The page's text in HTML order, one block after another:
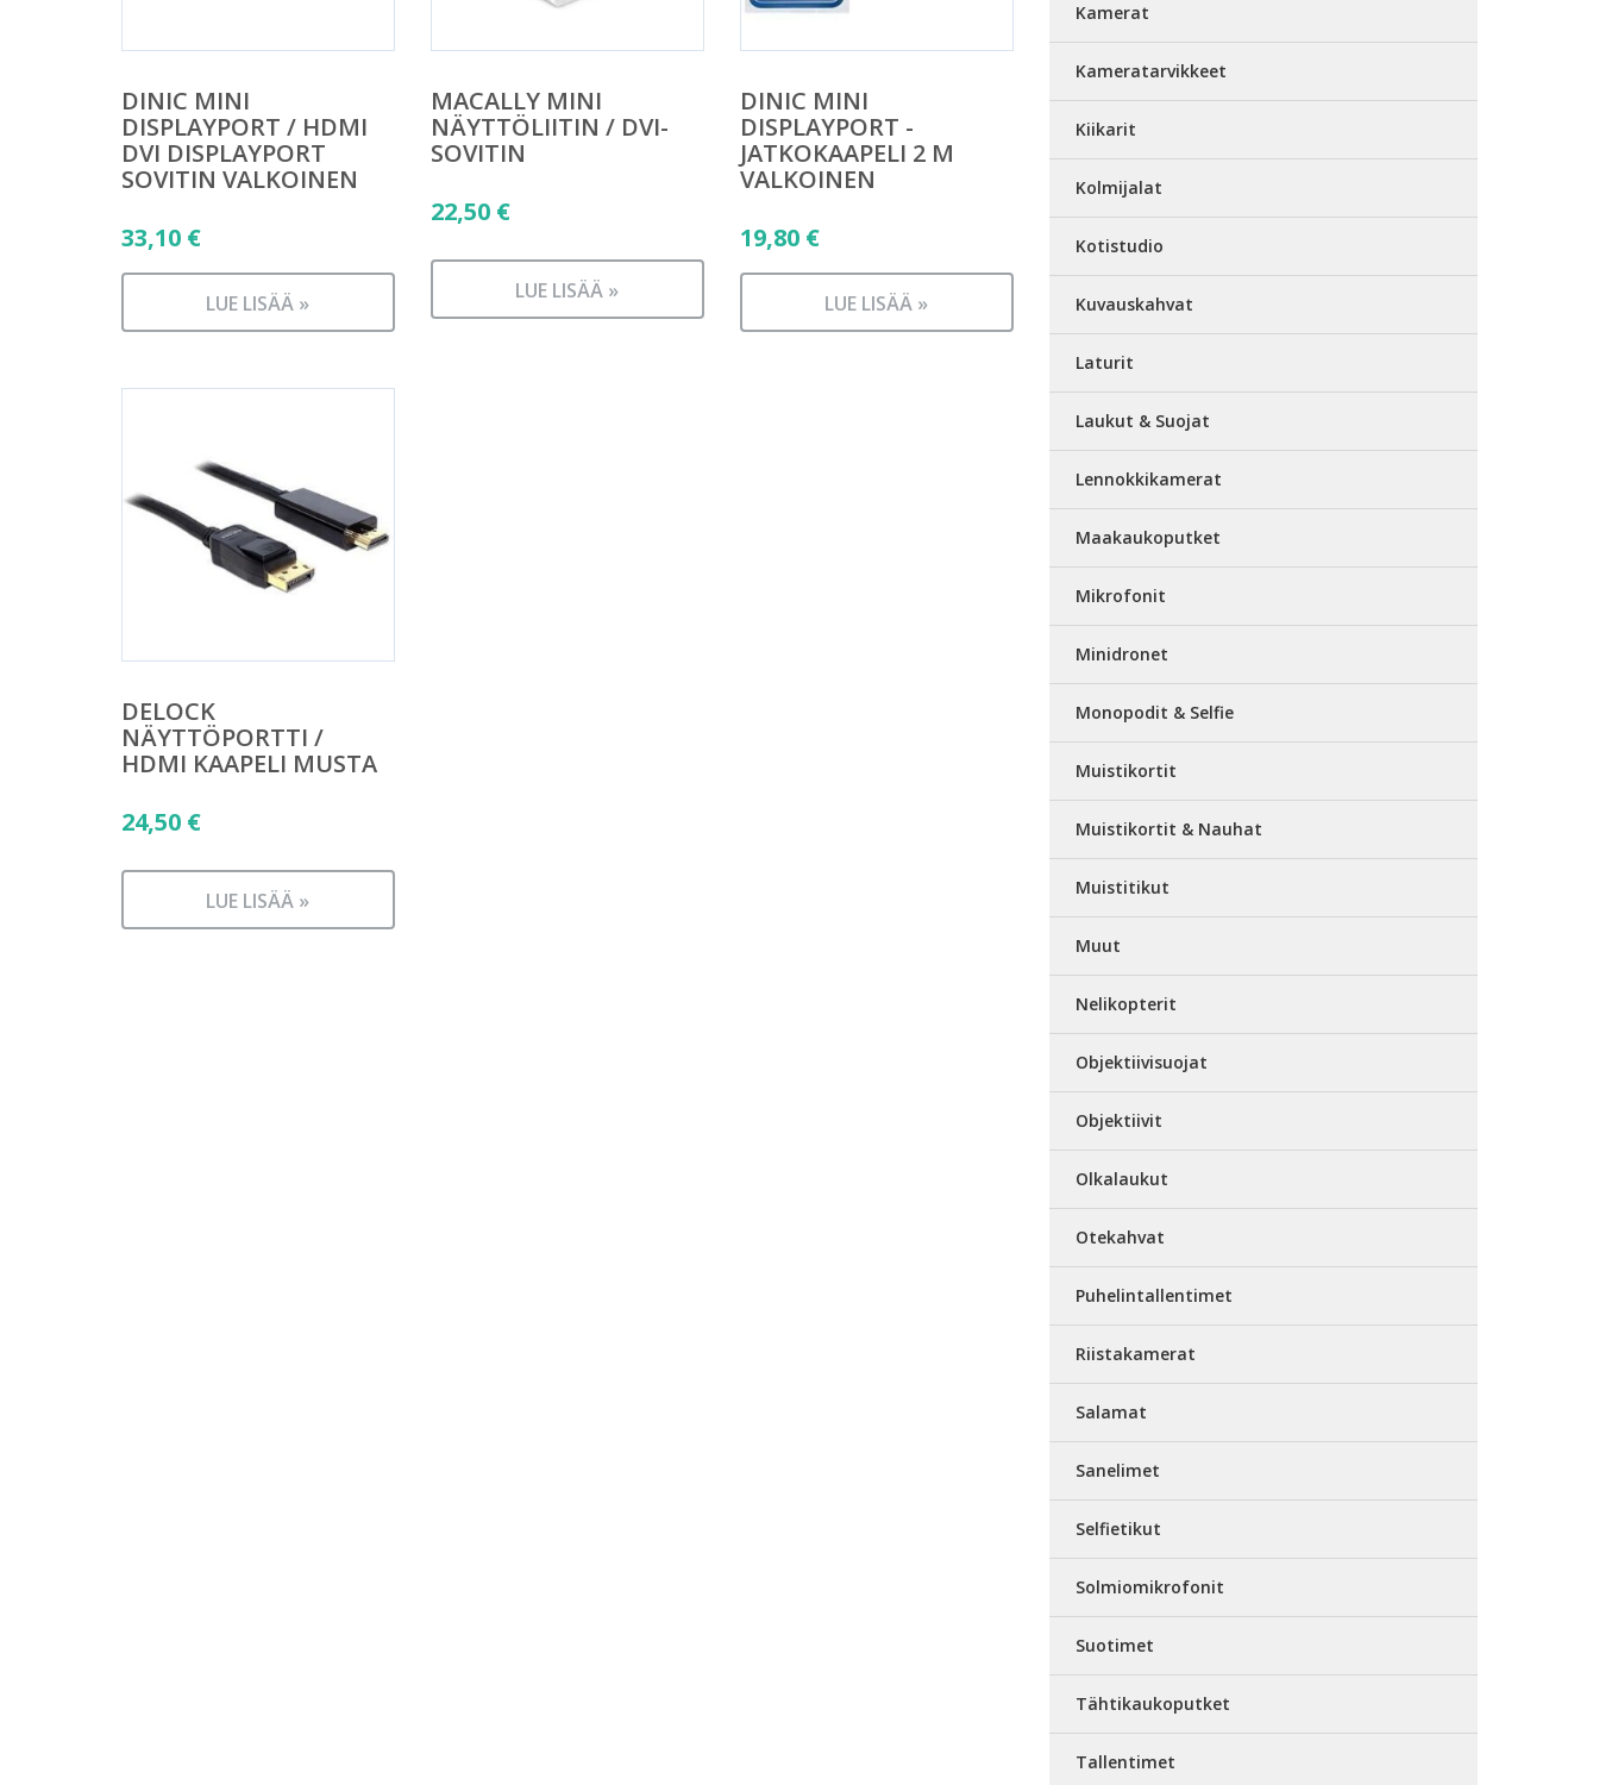
DINIC MINI
DISPLAYPORT / HDMI
DVI DISPLAYPORT
SOVITIN VALKOINEN
33,10 €
LUE LISÄÄ »
MACALLY MINI
NÄYTTÖLIITIN / DVI-
SOVITIN
22,50 €
LUE LISÄÄ »
DINIC MINI
DISPLAYPORT -
JATKOKAAPELI 2 M
VALKOINEN
19,80 €
LUE LISÄÄ »
DELOCK
NÄYTTÖPORTTI /
HDMI KAAPELI MUSTA
24,50 €
LUE LISÄÄ »
Kamerat
Kameratarvikkeet
Kiikarit
Kolmijalat
Kotistudio
Kuvauskahvat
Laturit
Laukut & Suojat
Lennokkikamerat
Maakaukoputket
Mikrofonit
Minidronet
Monopodit & Selfie
Muistikortit
Muistikortit & Nauhat
Muistitikut
Muut
Nelikopterit
Objektiivisuojat
Objektiivit
Olkalaukut
Otekahvat
Puhelintallentimet
Riistakamerat
Salamat
Sanelimet
Selfietikut
Solmiomikrofonit
Suotimet
Tähtikaukoputket
Tallentimet